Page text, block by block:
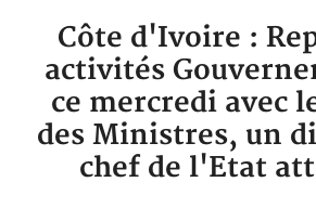
Côte d'Ivoire :
activités
ce mercredi avec
des Ministres, un
chef de l'Etat